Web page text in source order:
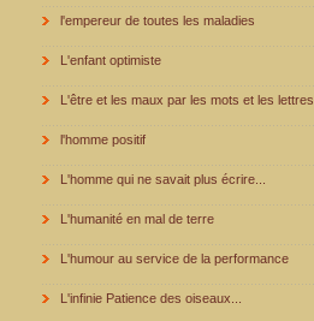
l'empereur de toutes les maladies
L'enfant optimiste
L'être et les maux par les mots et les lettres
l'homme positif
L'homme qui ne savait plus écrire...
L'humanité en mal de terre
L'humour au service de la performance
L'infinie Patience des oiseaux...